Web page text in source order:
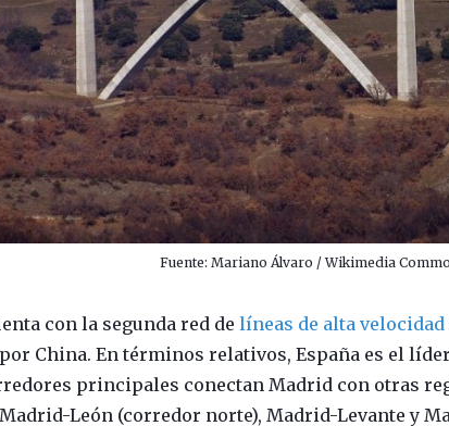
Fuente: Mariano Álvaro / Wikimedia
con la segunda red delíneas de alta velocidad
China. En términos relativos, España es el
principales conectan Madrid con otras
León (corredor norte), Madrid-Levante y